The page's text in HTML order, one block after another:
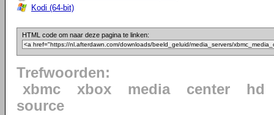
Kodi (64-bit)
HTML code om naar deze pagina te linken:
Trefwoorden:
xbmc
xbox media center
hd
source